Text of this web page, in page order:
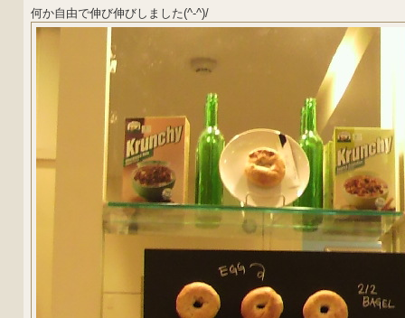
何か自由で伸び伸びしました(^-^)/